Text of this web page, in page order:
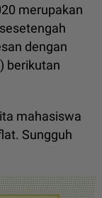
merupakan
dengan
berikutan
mahasiswa
Sungguh